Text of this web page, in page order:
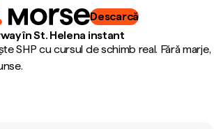
Descarcă
în St. Helena instant
SHP cu cursul de schimb real. Fără marje,